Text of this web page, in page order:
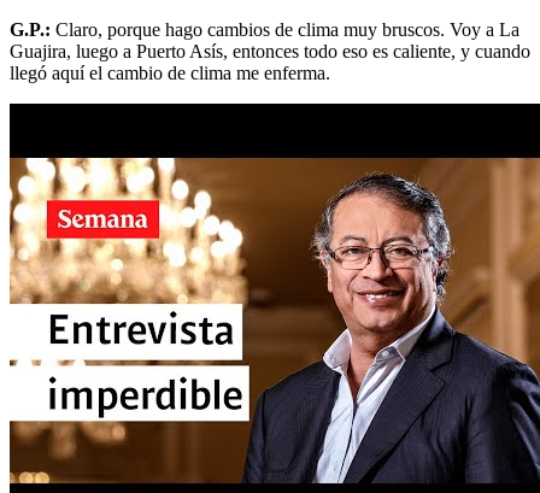
G.P.: Claro, porque hago cambios de clima muy bruscos. Voy a La
Guajira, luego a Puerto Asís, entonces todo eso es caliente, y cuando
llegó aquí el cambio de clima me enferma.